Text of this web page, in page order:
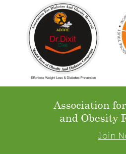
Association
and Obesity
Join